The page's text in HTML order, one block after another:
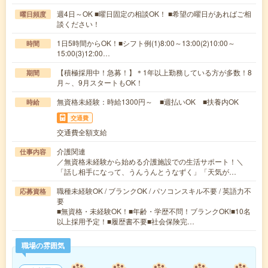
曜日頻度
週4日～OK ■曜日固定の相談OK！ ■希望の曜日があればご相
談ください！
時間
1日5時間からOK！■シフト例(1)8:00～13:00(2)10:00～
15:00(3)12:00…
期間
【積極採用中！急募！】＊1年以上勤務している方が多数！8
月～、9月スタートもOK！
時給 無資格未経験：時給1300円～ ■週払いOK ■扶養内OK
交通費
交通費全額支給
仕事内容
介護関連
／無資格未経験から始める介護施設での生活サポート！＼
「話し相手になって、うんうんとうなずく」「天気が…
応募資格
職種未経験OK / ブランクOK / パソコンスキル不要 / 英語力不
要
■無資格・未経験OK！■年齢・学歴不問！ブランクOK!■10名
以上採用予定！■履歴書不要■社会保険完…
職場の雰囲気